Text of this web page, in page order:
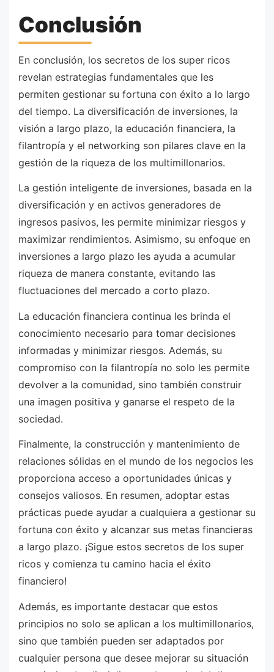
Conclusión
En conclusión, los secretos de los super ricos
revelan estrategias fundamentales que les
permiten gestionar su fortuna con éxito a lo largo
del tiempo. La diversificación de inversiones, la
visión a largo plazo, la educación financiera, la
filantropía y el networking son pilares clave en la
gestión de la riqueza de los multimillonarios.
La gestión inteligente de inversiones, basada en la
diversificación y en activos generadores de
ingresos pasivos, les permite minimizar riesgos y
maximizar rendimientos. Asimismo, su enfoque en
inversiones a largo plazo les ayuda a acumular
riqueza de manera constante, evitando las
fluctuaciones del mercado a corto plazo.
La educación financiera continua les brinda el
conocimiento necesario para tomar decisiones
informadas y minimizar riesgos. Además, su
compromiso con la filantropía no solo les permite
devolver a la comunidad, sino también construir
una imagen positiva y ganarse el respeto de la
sociedad.
Finalmente, la construcción y mantenimiento de
relaciones sólidas en el mundo de los negocios les
proporciona acceso a oportunidades únicas y
consejos valiosos. En resumen, adoptar estas
prácticas puede ayudar a cualquiera a gestionar su
fortuna con éxito y alcanzar sus metas financieras
a largo plazo. ¡Sigue estos secretos de los super
ricos y comienza tu camino hacia el éxito
financiero!
Además, es importante destacar que estos
principios no solo se aplican a los multimillonarios,
sino que también pueden ser adaptados por
cualquier persona que desee mejorar su situación